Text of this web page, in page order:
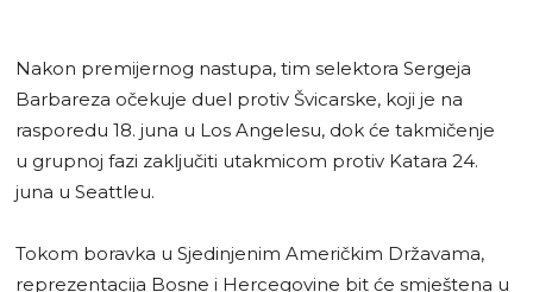
Nakon premijernog nastupa, tim selektora Sergeja
Barbareza očekuje duel protiv Švicarske, koji je na
rasporedu 18. juna u Los Angelesu, dok će takmičenje
u grupnoj fazi zaključiti utakmicom protiv Katara 24.
juna u Seattleu.
Tokom boravka u Sjedinjenim Američkim Državama,
reprezentacija Bosne i Hercegovine bit će smještena u